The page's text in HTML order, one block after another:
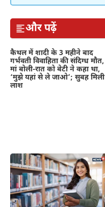
और पढ़ें
कैथल में शादी के 3 महीने बाद
गर्भवती विवाहिता की संदिग्ध मौत,
मां बोली-रात को बेटी ने कहा था,
‘मुझे यहां से ले जाओ’; सुबह मिली
लाश